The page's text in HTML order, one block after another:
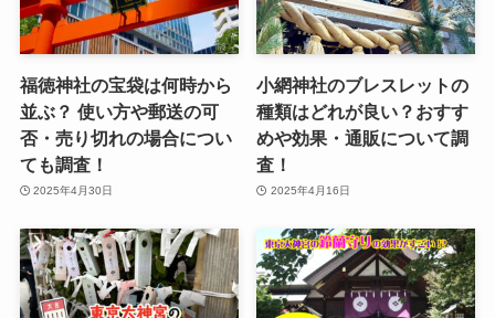
福徳神社の宝袋は何時から
並ぶ？ 使い方や郵送の可
否・売り切れの場合につい
ても調査！
2025年4月30日
小網神社のブレスレットの
種類はどれが良い？おすす
めや効果・通販について調
査！
2025年4月16日